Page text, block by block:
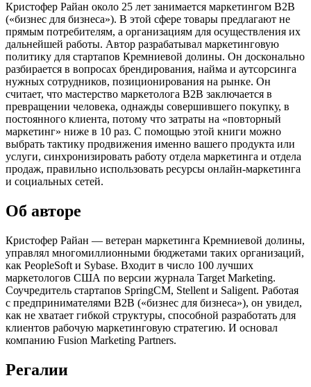
Кристофер Райан около 25 лет занимается маркетингом B2B
(«бизнес для бизнеса»). В этой сфере товары предлагают не
прямым потребителям, а организациям для осуществления их
дальнейшей работы. Автор разрабатывал маркетинговую
политику для стартапов Кремниевой долины. Он досконально
разбирается в вопросах брендирования, найма и аутсорсинга
нужных сотрудников, позиционирования на рынке. Он
считает, что мастерство маркетолога B2B заключается в
превращении человека, однажды совершившего покупку, в
постоянного клиента, потому что затраты на «повторный
маркетинг» ниже в 10 раз. С помощью этой книги можно
выбрать тактику продвижения именно вашего продукта или
услуги, синхронизировать работу отдела маркетинга и отдела
продаж, правильно использовать ресурсы онлайн-маркетинга
и социальных сетей.
Об авторе
Кристофер Райан — ветеран маркетинга Кремниевой долины,
управлял многомиллионными бюджетами таких организаций,
как PeopleSoft и Sybase. Входит в число 100 лучших
маркетологов США по версии журнала Target Marketing.
Соучредитель стартапов SpringCM, Stellent и Saligent. Работая
с предпринимателями В2В («бизнес для бизнеса»), он увидел,
как не хватает гибкой структуры, способной разработать для
клиентов рабочую маркетинговую стратегию. И основал
компанию Fusion Marketing Partners.
Регалии